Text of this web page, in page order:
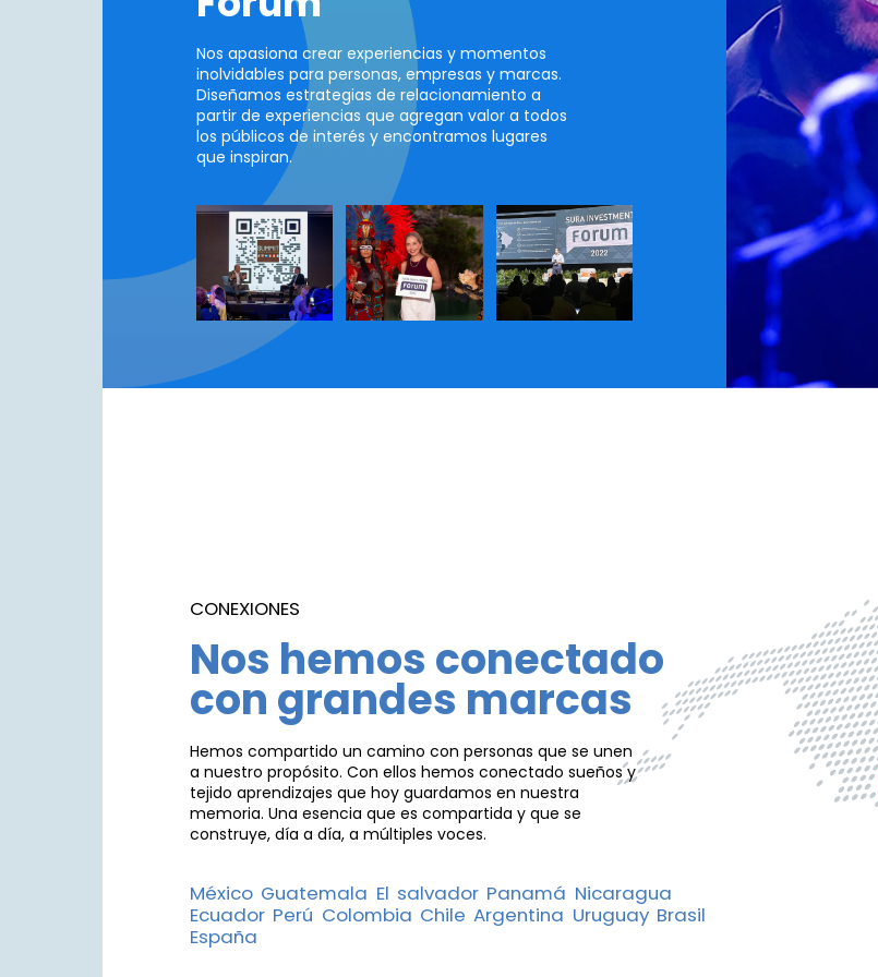
Nos apasiona crear experiencias y momentos
inolvidables para personas, empresas y marcas.
Diseñamos estrategias de relacionamiento a
partir de experiencias que agregan valor a todos
los públicos de interés y encontramos lugares
que inspiran.
CONEXIONES
Nos hemos conectado
con grandes marcas
Hemos compartido un camino con personas que se unen
a nuestro propósito. Con ellos hemos conectado sueños y
tejido aprendizajes que hoy guardamos en nuestra
memoria. Una esencia que es compartida y que se
construye, día a día, a múltiples voces.
México Guatemala El salvador Panamá Nicaragua
Ecuador Perú Colombia Chile Argentina Uruguay Brasil
España